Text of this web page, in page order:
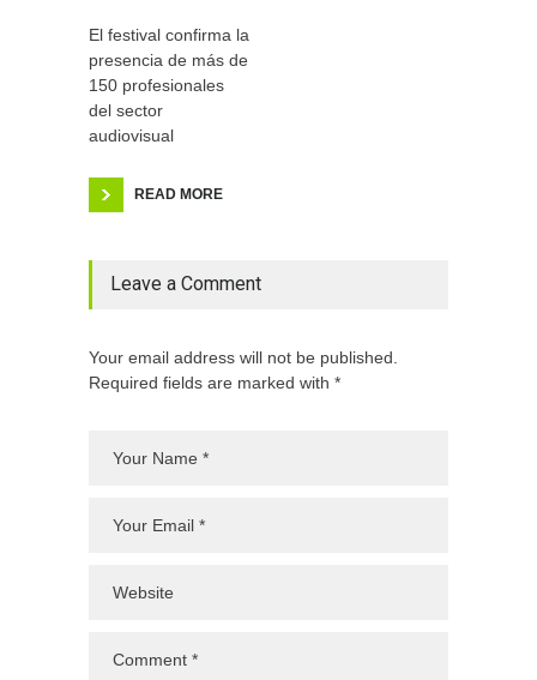
El festival confirma la
presencia de más de
150 profesionales
del sector
audiovisual
READ MORE
Leave a Comment
Your email address will not be published.
Required fields are marked with *